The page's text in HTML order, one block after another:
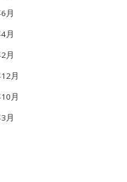
月
月
月
月
月
月